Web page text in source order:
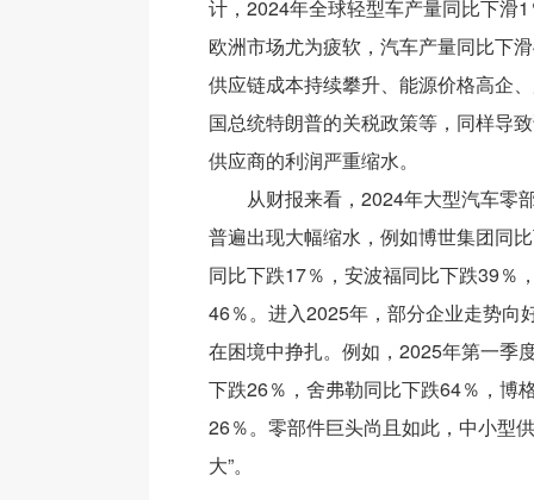
计，2024年全球轻型车产量同比下滑
欧洲市场尤为疲软，汽车产量同比下
供应链成本持续攀升、能源价格高企
国总统特朗普的关税政策等，同样导
供应商的利润严重缩水。
从财报来看，2024年大型汽车零
普遍出现大幅缩水，例如博世集团同
同比下跌17％，安波福同比下跌39％
46％。进入2025年，部分企业走势向
在困境中挣扎。例如，2025年第一季
下跌26％，舍弗勒同比下跌64％，博
26％。零部件巨头尚且如此，中小型
大”。